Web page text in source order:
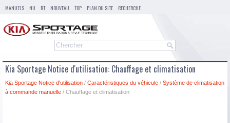
MANUELS NU RT NOUVEAU TOP PLAN DU SITE RECHERCHE
Kia Sportage Notice d'utilisation: Chauffage et climatisation
Kia Sportage Notice d'utilisation / Caractéristiques du véhicule / Système de climatisation
à commande manuelle / Chauffage et climatisation